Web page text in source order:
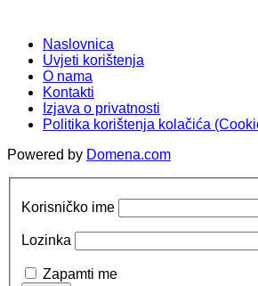
Naslovnica
Uvjeti korištenja
O nama
Kontakti
Izjava o privatnosti
Politika korištenja kolačića
Powered by Domena.com
Korisničko ime
Lozinka
Zapamti me